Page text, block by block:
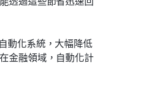
動化系統，大幅降低
金融領域，自動化計